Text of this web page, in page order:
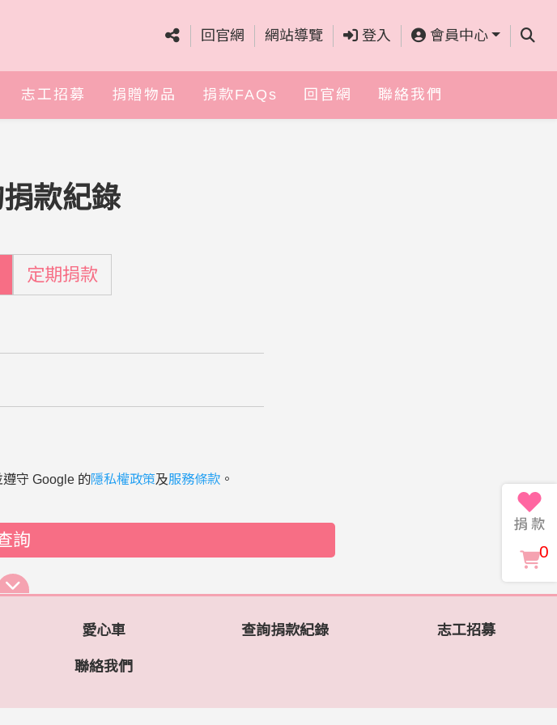
回官網 網站導覽 登入 會員中心 查詢
志工招募 捐贈物品 捐款FAQs 回官網 聯絡我們
款紀錄
定期捐款
守 Google 的隱私權政策及服務條款 。
詢
愛心車 查詢捐款紀錄 志工招募
聯絡我們
0